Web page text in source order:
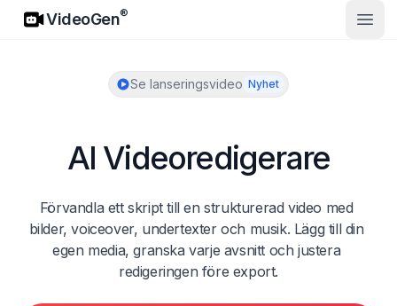
VideoGen
VideoGen®
Se lanseringsvideo Nyhet
AI Videoredigerare
Förvandla ett skript till en strukturerad video med
bilder, voiceover, undertexter och musik. Lägg till din
egen media, granska varje avsnitt och justera
redigeringen före export.